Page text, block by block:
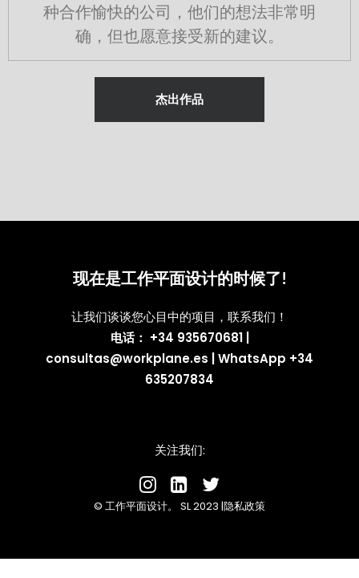
种合作愉快的公司，他们的想法非常明
确，但也愿意接受新的建议。
杰出作品
现在是工作平面设计的时候了!
让我们谈谈您心目中的项目，联系我们！
电话： +34 935670681|
consultas@workplane.es
WhatsApp +34
635207834
关注我们:
© 工作平面设计。 SL 2023 |隐私政策